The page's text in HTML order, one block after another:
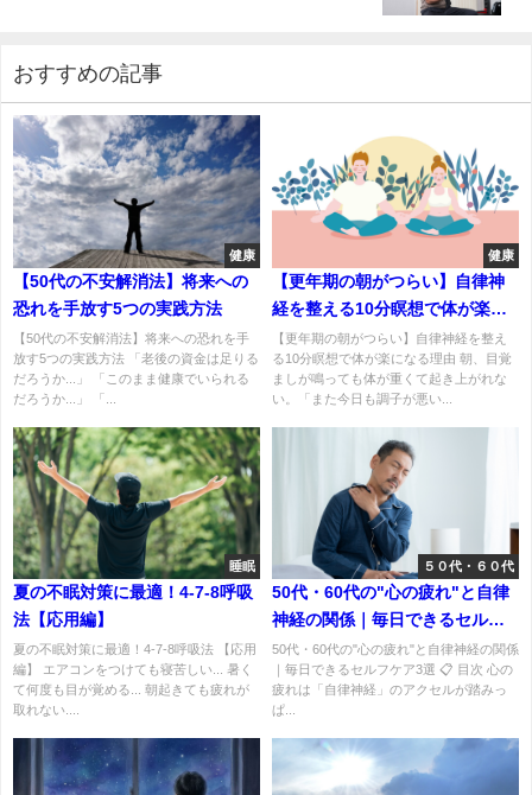
おすすめの記事
健康
【50代の不安解消法】将来への
恐れを手放す5つの実践方法
【50代の不安解消法】将来への恐れを手
放す5つの実践方法 「老後の資金は足りる
だろうか...」 「このまま健康でいられる
だろうか...」 「...
健康
【更年期の朝がつらい】自律神
経を整える10分瞑想で体が楽に
なる理由
【更年期の朝がつらい】自律神経を整え
る10分瞑想で体が楽になる理由 朝、目覚
ましが鳴っても体が重くて起き上がれな
い。「また今日も調子が悪い...
睡眠
夏の不眠対策に最適！4-7-8呼吸
法【応用編】
夏の不眠対策に最適！4-7-8呼吸法 【応用
編】 エアコンをつけても寝苦しい... 暑く
て何度も目が覚める... 朝起きても疲れが
取れない....
５０代・６０代
50代・60代の"心の疲れ"と自律
神経の関係｜毎日できるセルフ
ケア3選
50代・60代の"心の疲れ"と自律神経の関係
｜毎日できるセルフケア3選 📋 目次 心の
疲れは「自律神経」のアクセルが踏みっ
ぱ...